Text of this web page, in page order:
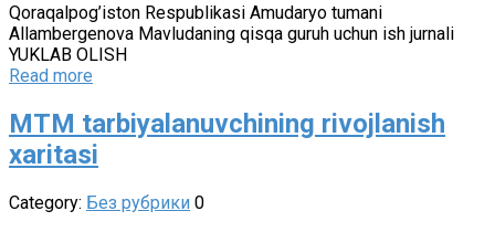
Qoraqalpog’iston Respublikasi Amudaryo tumani
Allambergenova Mavludaning qisqa guruh uchun ish jurnali
YUKLAB OLISH
Read more
MTM tarbiyalanuvchining rivojlanish
xaritasi
Category: Без рубрики 0